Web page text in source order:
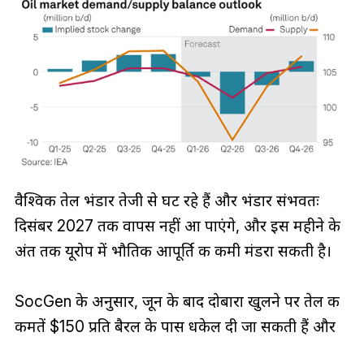
वैश्विक तेल भंडार तेजी से घट रहे हैं और भंडार संभवतः
दिसंबर 2027 तक वापस नहीं आ पाएंगे, और इस महीने के
अंत तक यूरोप में भौतिक आपूर्ति की कमी मंडरा सकती है।
SocGen के अनुसार, जून के बाद दोबारा खुलने पर तेल की
कीमतें $150 प्रति बैरल के पास धकेल दी जा सकती हैं और